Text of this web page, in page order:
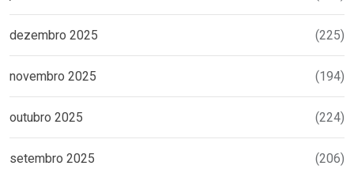
dezembro 2025 (225)
novembro 2025 (194)
outubro 2025 (224)
setembro 2025 (206)